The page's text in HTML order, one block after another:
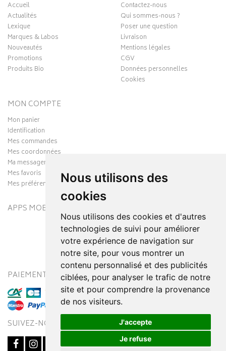
Nous utilisons des
cookies
Nous utilisons des cookies et d'autres
technologies de suivi pour améliorer
votre expérience de navigation sur
notre site, pour vous montrer un
contenu personnalisé et des publicités
ciblées, pour analyser le trafic de notre
site et pour comprendre la provenance
de nos visiteurs.
J'accepte
Je refuse
Accueil
Actualités
Lexique
Marques & Labos
Nouveautés
Promotions
Produits Bio
Contactez-nous
Qui sommes-nous ?
Poser une question
Livraison
Mentions légales
CGV
Données personnelles
Cookies
MON COMPTE
Mon panier
Identification
Mes commandes
Mes coordonnées
Ma messagerie
Mes favoris
Mes préférences Cookies
APPS MOBILES
PAIEMENT SÉCURISÉ MODES DE LIVRAISON
SUIVEZ-NOUS SUR